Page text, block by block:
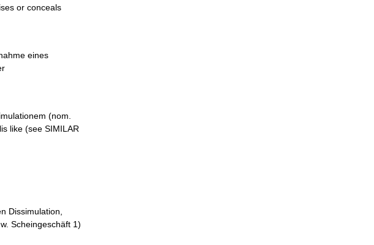
or conceals
eines
(nom.
like (see SIMILAR
Dissimulation,
Scheingeschäft 1)